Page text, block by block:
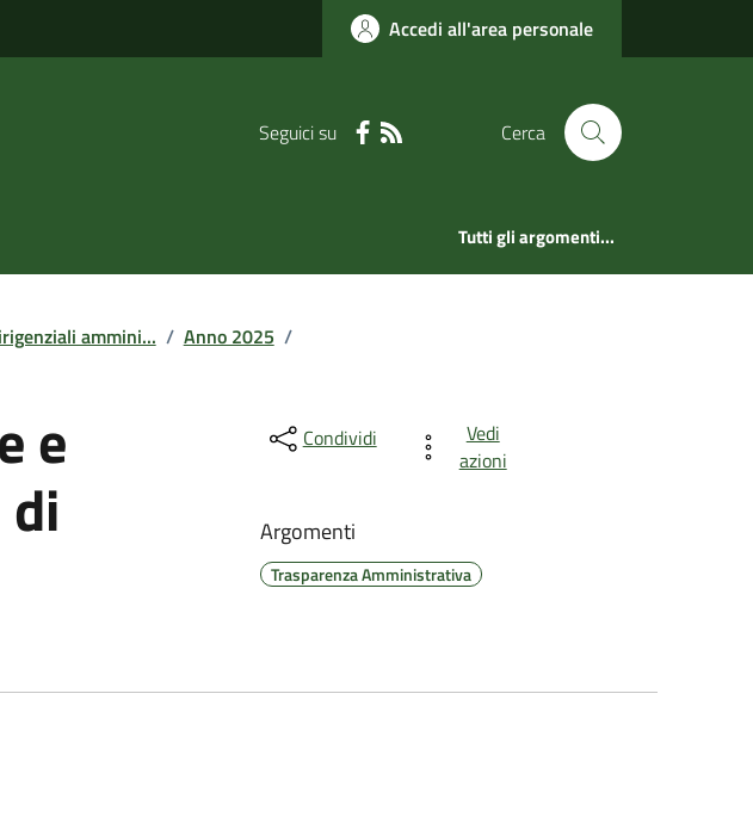
Accedi all'area personale
Seguici su Cerca
Tutti gli argomenti...
ammini... / Anno 2025 /
e Condividi
Vedi
azioni
Argomenti
Trasparenza Amministrativa